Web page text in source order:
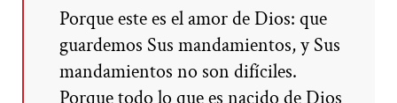
Porque este es el amor de Dios: que
guardemos Sus mandamientos, y Sus
mandamientos no son difíciles.